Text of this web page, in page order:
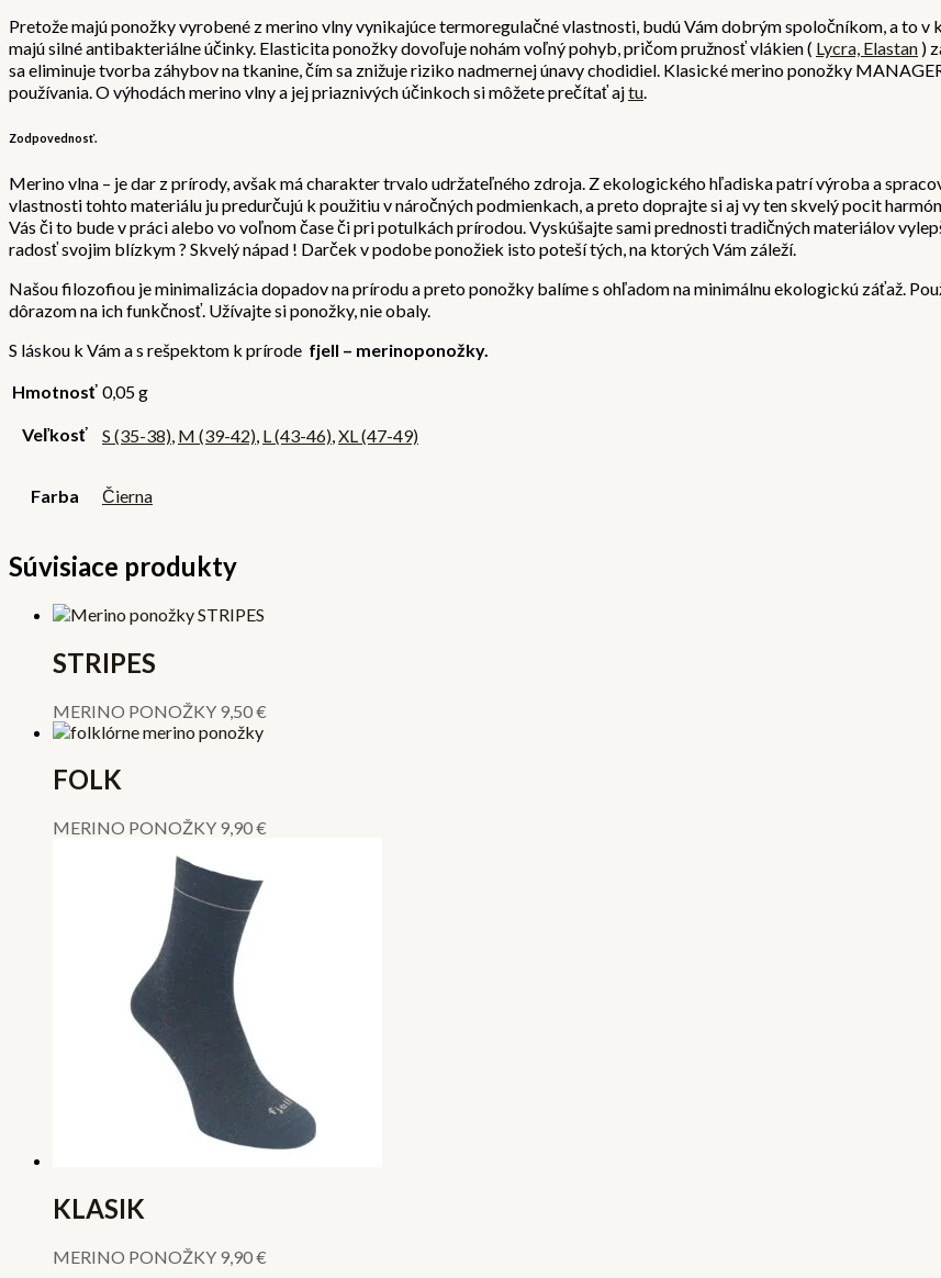
Pretože majú ponožky vyrobené z merino vlny vynikajúce termoregulačné vlastnosti, budú Vám dobrým spoločníkom, a to
majú silné antibakteriálne účinky. Elasticita ponožky dovoľuje nohám voľný pohyb, pričom pružnosť vlákien ( Lycra, Elastan )
sa eliminuje tvorba záhybov na tkanine, čím sa znižuje riziko nadmernej únavy chodidiel. Klasické merino ponožky
používania. O výhodách merino vlny a jej priaznivých účinkoch si môžete prečítať ajtu.
Zodpovednosť.
Merino vlna – je dar z prírody, avšak má charakter trvalo udržateľného zdroja. Z ekologického hľadiska patrí výroba a
vlastnosti tohto materiálu ju predurčujú k použitiu v náročných podmienkach, a preto doprajte si aj vy ten skvelý pocit
Vás či to bude v práci alebo vo voľnom čase či pri potulkách prírodou. Vyskúšajte sami prednosti tradičných materiálov
radosť svojim blízkym ? Skvelý nápad ! Darček v podobe ponožiek isto poteší tých, na ktorých Vám záleží.
Našou filozofiou je minimalizácia dopadov na prírodu a preto ponožky balíme s ohľadom na minimálnu ekologickú záťaž.
dôrazom na ich funkčnosť. Užívajte si ponožky, nie obaly.
S láskou k Vám a s rešpektom k prírode fjell – merinoponožky.
Hmotnosť 0,05 g
Veľkosť S (35-38), M (39-42), L (43-46),XL (47-49)
Farba Čierna
Súvisiace produkty
STRIPES
MERINO PONOŽKY 9,50€
FOLK
MERINO PONOŽKY 9,90€
KLASIK
MERINO PONOŽKY 9,90€